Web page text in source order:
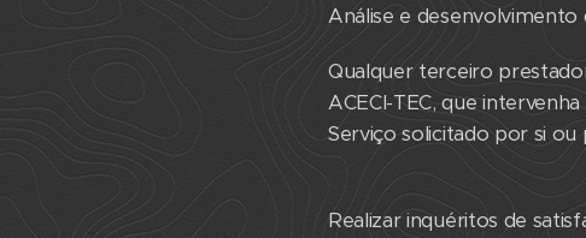
Análise e desenvolvimento
Qualquer terceiro
ACECI-TEC, que
Serviço solicitado por si ou
Realizar inquéritos de